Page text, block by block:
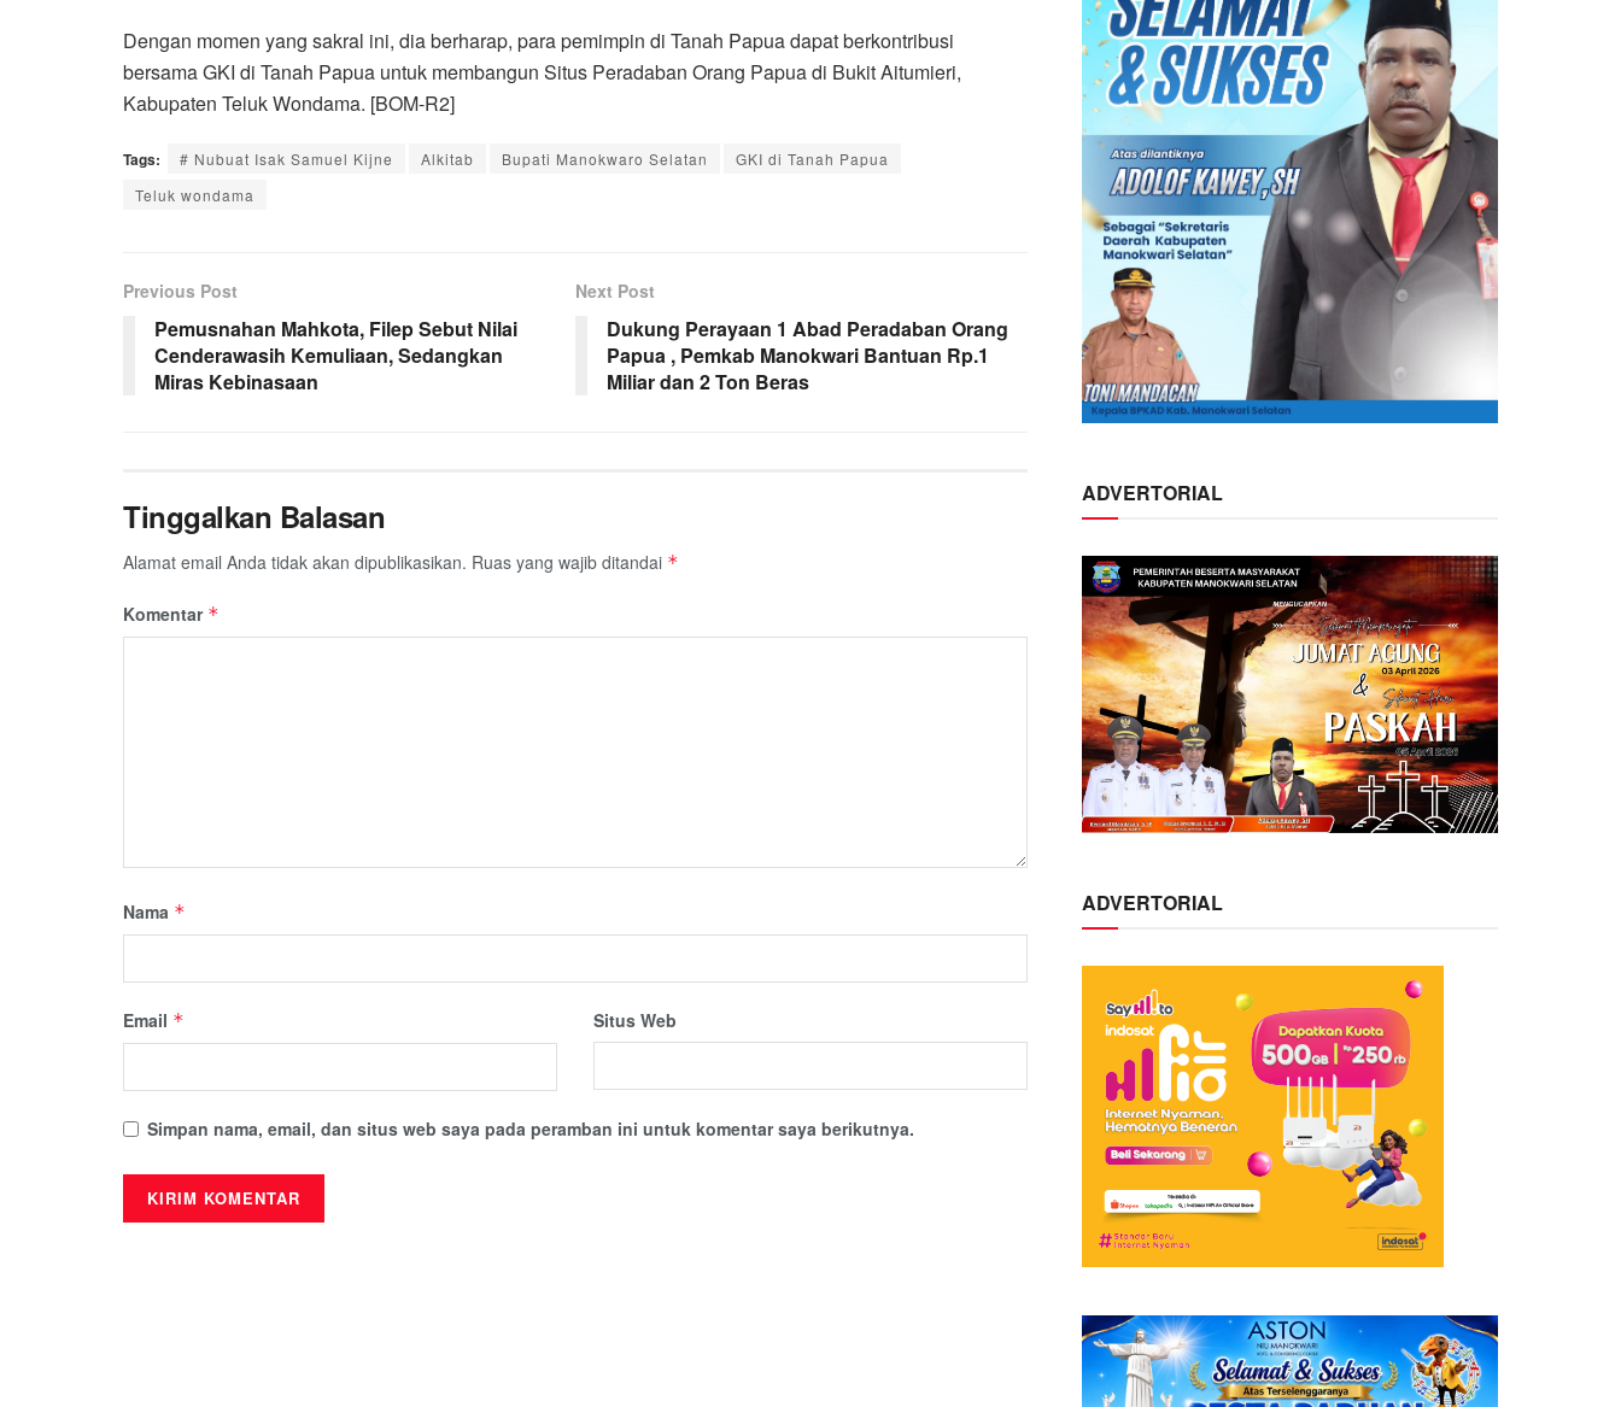
Dengan momen yang sakral ini, dia berharap, para pemimpin di Tanah Papua dapat berkontribusi
bersama GKI di Tanah Papua untuk membangun Situs Peradaban Orang Papua di Bukit Aitumieri,
Kabupaten Teluk Wondama. [BOM-R2]
Tags: # Nubuat Isak Samuel Kijne Alkitab Bupati Manokwaro Selatan
GKI di Tanah Papua
Teluk wondama
Previous Post
Pemusnahan Mahkota, Filep Sebut Nilai
Cenderawasih Kemuliaan, Sedangkan
Miras Kebinasaan
Next Post
Dukung Perayaan 1 Abad Peradaban Orang
Papua , Pemkab Manokwari Bantuan Rp.1
Miliar dan 2 Ton Beras
Tinggalkan Balasan
Alamat email Anda tidak akan dipublikasikan. Ruas yang wajib ditandai *
Komentar *
Nama *
Email * Situs Web
Simpan nama, email, dan situs web saya pada peramban ini untuk komentar saya berikutnya.
ADVERTORIAL
ADVERTORIAL